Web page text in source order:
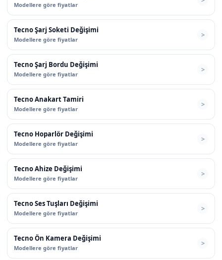
Modellere göre fiyatlar
Tecno Şarj Soketi Değişimi
Modellere göre fiyatlar
Tecno Şarj Bordu Değişimi
Modellere göre fiyatlar
Tecno Anakart Tamiri
Modellere göre fiyatlar
Tecno Hoparlör Değişimi
Modellere göre fiyatlar
Tecno Ahize Değişimi
Modellere göre fiyatlar
Tecno Ses Tuşları Değişimi
Modellere göre fiyatlar
Tecno Ön Kamera Değişimi
Modellere göre fiyatlar